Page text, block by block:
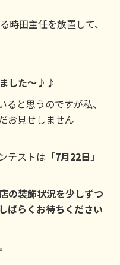
田主任を放置して、
した～♪♪
と思うのですが私、
お見せしません
テストは 「7月22日」
の装飾状況を少しずつ
ばらくお待ちください